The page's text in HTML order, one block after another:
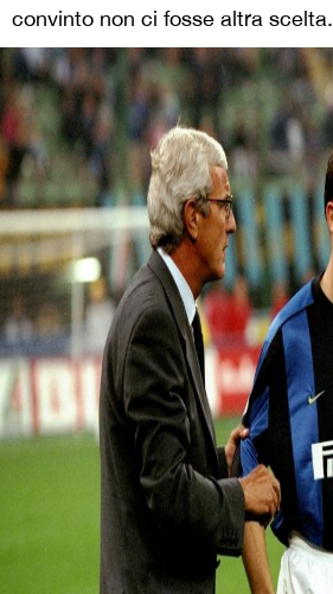
convinto non ci fosse altra scelta.